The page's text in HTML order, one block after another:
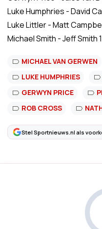
Luke Humphries - David
Luke Littler - Matt
Michael Smith - Jeff Smith
MICHAEL VAN GERWEN
LUKE HUMPHRIES
GERWYN PRICE
ROB CROSS
Stel Sportnieuws.nl als